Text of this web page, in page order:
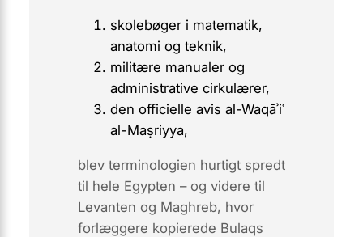
skolebøger i matematik,
anatomi og teknik,
militære manualer og
administrative cirkulærer,
den officielle avis al-Waqāʾiʿ
al-Maṣriyya,
blev terminologien hurtigt spredt
til hele Egypten – og videre til
Levanten og Maghreb, hvor
forlæggere kopierede Bulaqs